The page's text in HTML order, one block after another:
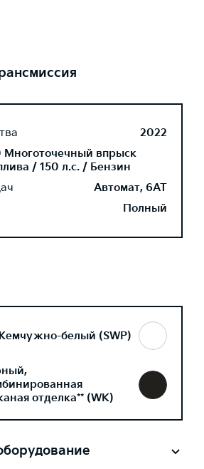
2022
Многоточечный впрыск
/ 150 л.с. / Бензин
Автомат, 6AT
Полный
белый (SWP)
отделка** (WK)